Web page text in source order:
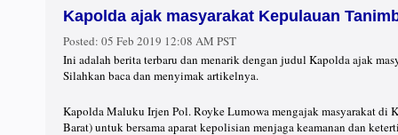
Kapolda ajak masyarakat Kepulauan
Posted: 05 Feb 2019 12:08 AM PST
Ini adalah berita terbaru dan menarik dengan judul Kapolda ajak
Silahkan baca dan menyimak artikelnya.
Kapolda Maluku Irjen Pol. Royke Lumowa mengajak masyarakat di
Barat) untuk bersama aparat kepolisian menjaga keamanan dan